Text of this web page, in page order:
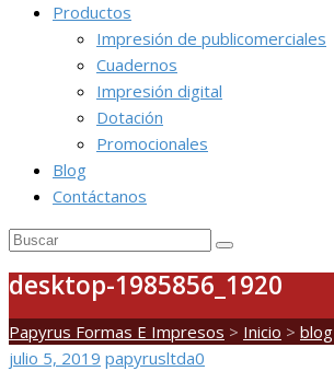
Productos
Impresión de publicomerciales
Cuadernos
Impresión digital
Dotación
Promocionales
Blog
Contáctanos
desktop-1985856_1920
Papyrus Formas E Impresos > Inicio > blog
julio 5, 2019 papyrusltda0